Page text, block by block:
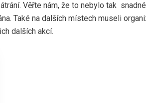
Věřte nám, že to nebylo tak
Také na dalších místech museli
dalších akcí.